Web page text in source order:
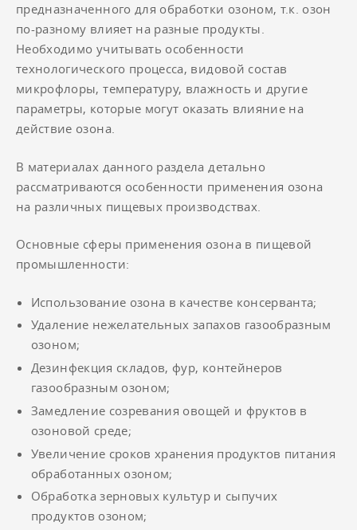
предназначенного для обработки озоном, т.к. озон
по-разному влияет на разные продукты.
Необходимо учитывать особенности
технологического процесса, видовой состав
микрофлоры, температуру, влажность и другие
параметры, которые могут оказать влияние на
действие озона.
В материалах данного раздела детально
рассматриваются особенности применения озона
на различных пищевых производствах.
Основные сферы применения озона в пищевой
промышленности:
Использование озона в качестве консерванта;
Удаление нежелательных запахов газообразным
озоном;
Дезинфекция складов, фур, контейнеров
газообразным озоном;
Замедление созревания овощей и фруктов в
озоновой среде;
Увеличение сроков хранения продуктов питания
обработанных озоном;
Обработка зерновых культур и сыпучих
продуктов озоном;